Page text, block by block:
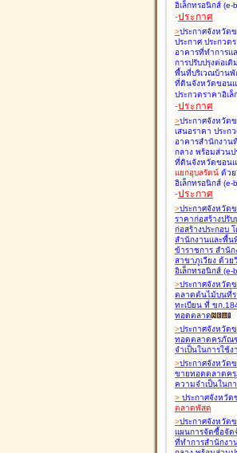
อิเล็กทรอนิกส์ (e-
-ประกาศ
>ประกาศจังหวัด
ประกาศ ประกวด
อาคารที่ทำการแ
การปรับปรุงต่อเ
พื้นที่บริเวณบ้านพั
ที่ดินจังหวัดขอนแ
ประกวดราคาอิเ
-ประกาศ
>ประกาศจังหวัด
เสนอราคา ประก
อาคารสำนักงา
กลาง พร้อมส่วนป
ที่ดินจังหวัดขอน
แยกอุบลรัตน์ ด้วย
อิเล็กทรอนิกส์ (e-
-ประกาศ
>ประกาศจังหวัด
ราคาก่อสร้างปรั
ก่อสร้างประกอบ
สำนักงานและพื้น
ข้าราชการ สำนั
สาขาภูเวียง ด้วย
อิเล็กทรอนิกส์ (e-
>ประกาศจังหวัด
ตลาดต้นไม้บนที่ร
ทะเบียน ที่ ขก
ทอดตลาด
>ประกาศจังหวัด
ทอดตลาดครุภัณ
จำเป็นในการใช้ง
>ประกาศจังหวัด
ขายทอดตลาดค
ความจำเป็นในก
> ประกาศจังหวัด
ตลาดพัสดุ
>ประกาศจังหวัด
แผนการจัดซื้อจัด
ที่ทำการสำนักง